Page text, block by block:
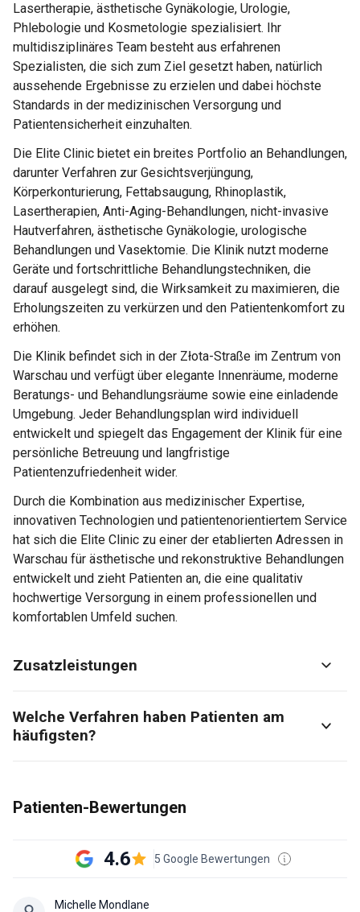
Lasertherapie, ästhetische Gynäkologie, Urologie,
Phlebologie und Kosmetologie spezialisiert. Ihr
multidisziplinäres Team besteht aus erfahrenen
Spezialisten, die sich zum Ziel gesetzt haben, natürlich
aussehende Ergebnisse zu erzielen und dabei höchste
Standards in der medizinischen Versorgung und
Patientensicherheit einzuhalten.
Die Elite Clinic bietet ein breites Portfolio an Behandlungen,
darunter Verfahren zur Gesichtsverjüngung,
Körperkonturierung, Fettabsaugung, Rhinoplastik,
Lasertherapien, Anti-Aging-Behandlungen, nicht-invasive
Hautverfahren, ästhetische Gynäkologie, urologische
Behandlungen und Vasektomie. Die Klinik nutzt moderne
Geräte und fortschrittliche Behandlungstechniken, die
darauf ausgelegt sind, die Wirksamkeit zu maximieren, die
Erholungszeiten zu verkürzen und den Patientenkomfort zu
erhöhen.
Die Klinik befindet sich in der Złota-Straße im Zentrum von
Warschau und verfügt über elegante Innenräume, moderne
Beratungs- und Behandlungsräume sowie eine einladende
Umgebung. Jeder Behandlungsplan wird individuell
entwickelt und spiegelt das Engagement der Klinik für eine
persönliche Betreuung und langfristige
Patientenzufriedenheit wider.
Durch die Kombination aus medizinischer Expertise,
innovativen Technologien und patientenorientiertem Service
hat sich die Elite Clinic zu einer der etablierten Adressen in
Warschau für ästhetische und rekonstruktive Behandlungen
entwickelt und zieht Patienten an, die eine qualitativ
hochwertige Versorgung in einem professionellen und
komfortablen Umfeld suchen.
Zusatzleistungen
Welche Verfahren haben Patienten am
häufigsten?
Patienten-Bewertungen
4.6 5 Google Bewertungen
Michelle Mondlane